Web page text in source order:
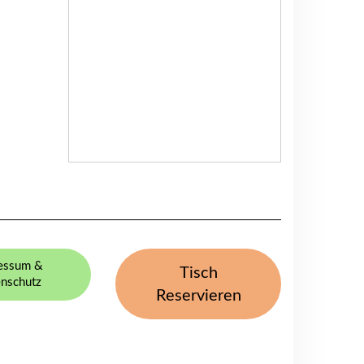
&
Tisch
Reservieren